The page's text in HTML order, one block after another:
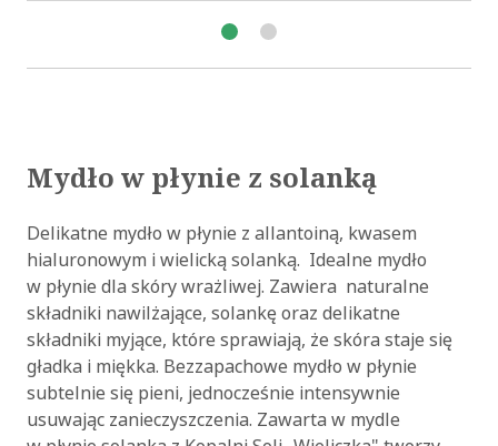
Mydło w płynie z solanką
Delikatne mydło w płynie z allantoiną, kwasem
hialuronowym i wielicką solanką. Idealne mydło
w płynie dla skóry wrażliwej. Zawiera naturalne
składniki nawilżające, solankę oraz delikatne
składniki myjące, które sprawiają, że skóra staje się
gładka i miękka. Bezzapachowe mydło w płynie
subtelnie się pieni, jednocześnie intensywnie
usuwając zanieczyszczenia. Zawarta w mydle